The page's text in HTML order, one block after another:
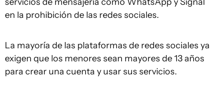
en la prohibición de las redes sociales.
La mayoría de las plataformas de redes sociales ya
exigen que los menores sean mayores de 13 años
para crear una cuenta y usar sus servicios.